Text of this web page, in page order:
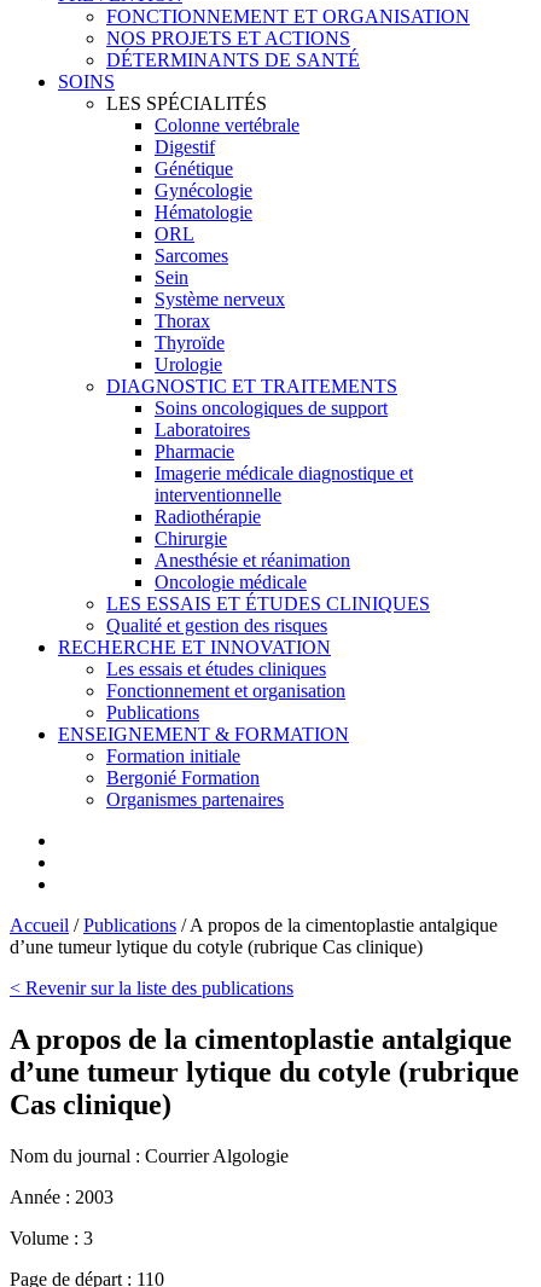
FONCTIONNEMENT ET ORGANISATION
NOS PROJETS ET ACTIONS
DÉTERMINANTS DE SANTÉ
SOINS
LES SPÉCIALITÉS
Colonne vertébrale
Digestif
Génétique
Gynécologie
Hématologie
ORL
Sarcomes
Sein
Système nerveux
Thorax
Thyroïde
Urologie
DIAGNOSTIC ET TRAITEMENTS
Soins oncologiques de support
Laboratoires
Pharmacie
Imagerie médicale diagnostique et
interventionnelle
Radiothérapie
Chirurgie
Anesthésie et réanimation
Oncologie médicale
LES ESSAIS ET ÉTUDES CLINIQUES
Qualité et gestion des risques
RECHERCHE ET INNOVATION
Les essais et études cliniques
Fonctionnement et organisation
Publications
ENSEIGNEMENT & FORMATION
Formation initiale
Bergonié Formation
Organismes partenaires
Accueil /Publications /A propos de la cimentoplastie antalgique
d’une tumeur lytique du cotyle (rubrique Cas clinique)
< Revenir sur la liste des publications
A propos de la cimentoplastie antalgique
d’une tumeur lytique du cotyle (rubrique
Cas clinique)
Nom du journal : Courrier Algologie
Année : 2003
Volume : 3
Page de départ : 110